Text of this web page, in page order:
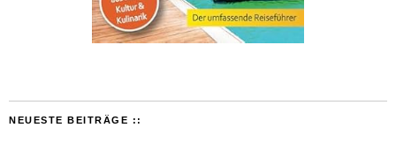
NEUESTE BEITRÄGE ::